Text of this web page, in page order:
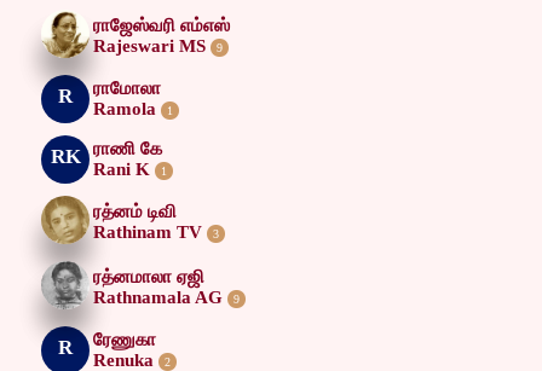
ராஜேஸ்வரி எம்எஸ்
Rajeswari MS
9
R
ராமோலா
Ramola
1
RK
ராணி கே
Rani K
1
ரத்னம் டிவி
Rathinam TV
3
ரத்னமாலா ஏஜி
Rathnamala AG
9
R
ரேணுகா
Renuka
2